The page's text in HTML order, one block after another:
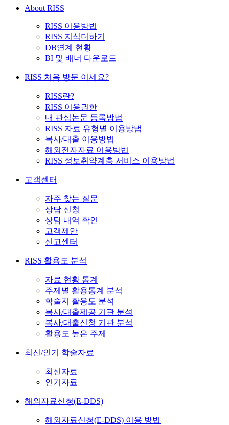
About RISS
RISS 이용방법
RISS 지식더하기
DB연계 현황
BI 및 배너 다운로드
RISS 처음 방문 이세요?
RISS란?
RISS 이용권한
내 관심논문 등록방법
RISS 자료 유형별 이용방법
복사/대출 이용방법
해외전자자료 이용방법
RISS 정보취약계층 서비스 이용방법
고객센터
자주 찾는 질문
상담 신청
상담 내역 확인
고객제안
신고센터
RISS 활용도 분석
자료 현황 통계
주제별 활용통계 분석
학술지 활용도 분석
복사/대출제공 기관 분석
복사/대출신청 기관 분석
활용도 높은 주제
최신/인기 학술자료
최신자료
인기자료
해외자료신청(E-DDS)
해외자료신청(E-DDS) 이용 방법